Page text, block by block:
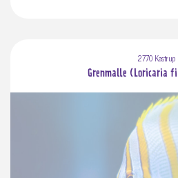
2770 Kastrup
Grenmalle (Loricaria